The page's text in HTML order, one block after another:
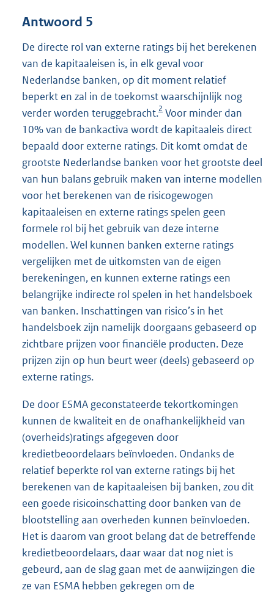
Antwoord 5
De directe rol van externe ratings bij het berekenen
van de kapitaaleisen is, in elk geval voor
Nederlandse banken, op dit moment relatief
beperkt en zal in de toekomst waarschijnlijk nog
verder worden teruggebracht.2 Voor minder dan
10% van de bankactiva wordt de kapitaaleis direct
bepaald door externe ratings. Dit komt omdat de
grootste Nederlandse banken voor het grootste deel
van hun balans gebruik maken van interne modellen
voor het berekenen van de risicogewogen
kapitaaleisen en externe ratings spelen geen
formele rol bij het gebruik van deze interne
modellen. Wel kunnen banken externe ratings
vergelijken met de uitkomsten van de eigen
berekeningen, en kunnen externe ratings een
belangrijke indirecte rol spelen in het handelsboek
van banken. Inschattingen van risico’s in het
handelsboek zijn namelijk doorgaans gebaseerd op
zichtbare prijzen voor financiële producten. Deze
prijzen zijn op hun beurt weer (deels) gebaseerd op
externe ratings.
De door ESMA geconstateerde tekortkomingen
kunnen de kwaliteit en de onafhankelijkheid van
(overheids)ratings afgegeven door
kredietbeoordelaars beïnvloeden. Ondanks de
relatief beperkte rol van externe ratings bij het
berekenen van de kapitaaleisen bij banken, zou dit
een goede risicoinschatting door banken van de
blootstelling aan overheden kunnen beïnvloeden.
Het is daarom van groot belang dat de betreffende
kredietbeoordelaars, daar waar dat nog niet is
gebeurd, aan de slag gaan met de aanwijzingen die
ze van ESMA hebben gekregen om de